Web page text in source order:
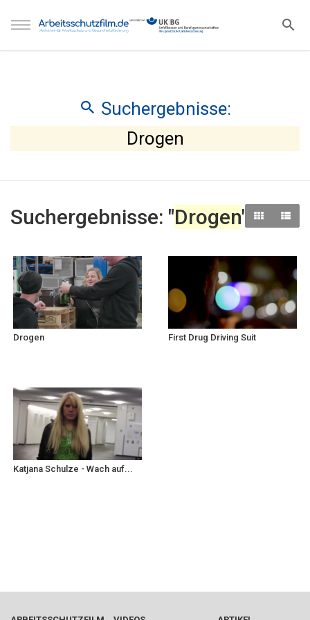
Suchergebnisse:
Drogen
Suchergebnisse: "Drogen"
Drogen First Drug Driving Suit
Katjana Schulze - Wach auf...